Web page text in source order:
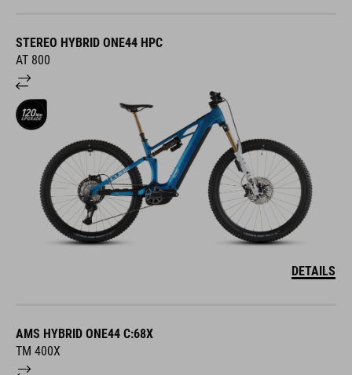
STEREO HYBRID ONE44 HPC
AT 800
DETAILS
AMS HYBRID ONE44 C:68X
TM 400X